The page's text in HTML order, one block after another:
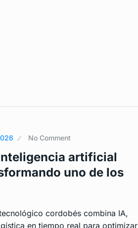
No Comment
artificial
uno de los
cordobés combina IA,
en tiempo real para optimizar